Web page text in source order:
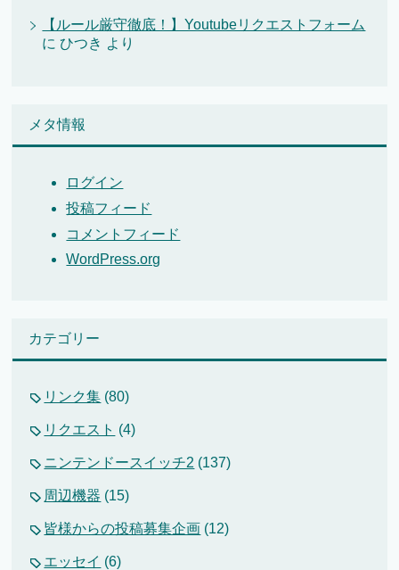
【ルール厳守徹底！】Youtubeリクエストフォーム
にひつき より
メタ情報
ログイン
投稿フィード
コメントフィード
WordPress.org
カテゴリー
リンク集 (80)
リクエスト (4)
ニンテンドースイッチ2 (137)
周辺機器 (15)
皆様からの投稿募集企画 (12)
エッセイ (6)